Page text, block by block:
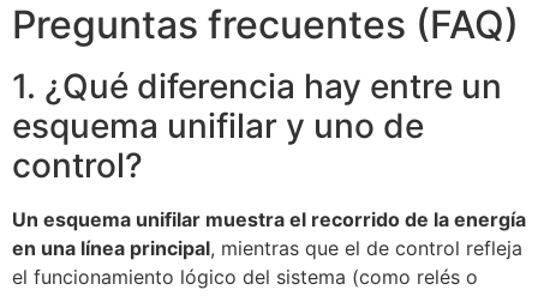
Preguntas frecuentes (FAQ)
1. ¿Qué diferencia hay entre un
esquema unifilar y uno de
control?
Un esquema unifilar muestra el recorrido de la energía
en una línea principal, mientras que el de control refleja
el funcionamiento lógico del sistema (como relés o